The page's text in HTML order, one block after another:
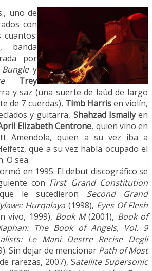
uno de
con
, banda
por
y
Trey
y saz (una suerte de laúd de largo
de 7 cuerdas), Timb Harrisen violín,
y guitarra, Shahzad Ismailyen
Elizabeth Centrone, quien vino en
Amendola, quien a su vez iba a
que a su vez había ocupado el
O sea.
en 1995. El debut discográfico se
con First Grand Constitution
le sucedieron Second Grand
Hurqalaya (1998), Eyes Of Flesh
vivo, 1999), Book M(2001), Book of
The Book of Angels, Vol. 9
Le Mani Destre Recise Degli
Sin dejar de mencionar Path of Most
rarezas, 2007), Satellite Supersonic